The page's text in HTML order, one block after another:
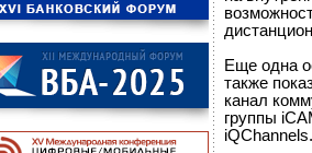
Еще одна
также
канал
группы
iQChannels.